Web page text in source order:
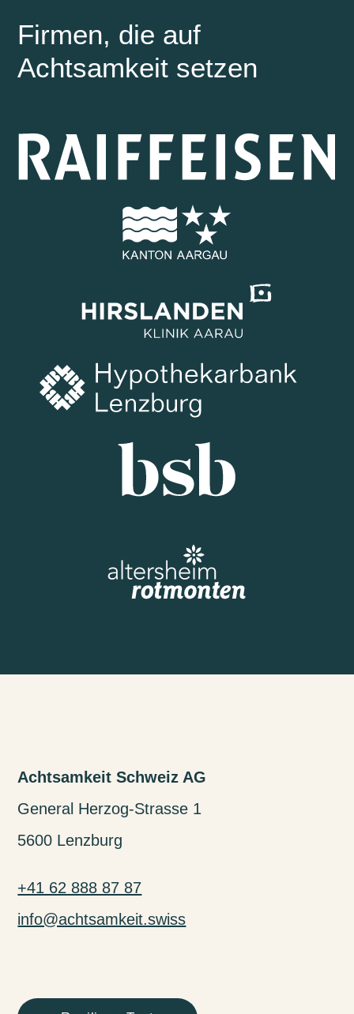
Firmen, die auf
Achtsamkeit setzen
Achtsamkeit Schweiz AG
General Herzog-Strasse 1
5600 Lenzburg
+41 62 888 87 87
info@achtsamkeit.swiss